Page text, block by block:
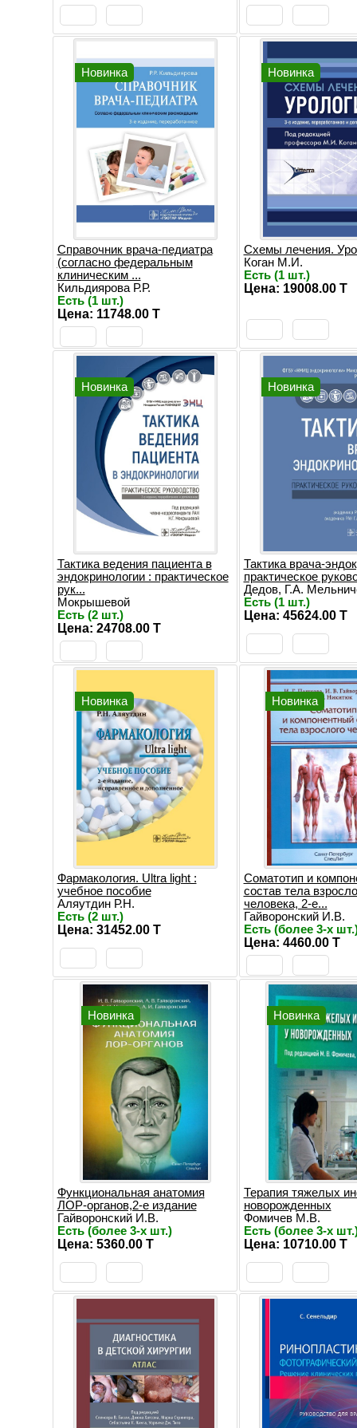
Новинка
Справочник врача-педиатра
(согласно федеральным
клиническим ...
Кильдиярова Р.Р.
Есть (1 шт.)
Цена: 11748.00 T
Новинка
Схемы лечения.
Коган М.И.
Есть (1 шт.)
Цена: 19008.00 T
Новинка
Тактика ведения пациента в
эндокринологии : практическое
рук...
Мокрышевой
Есть (2 шт.)
Цена: 24708.00 T
Новинка
Тактика врача-
практическое
Дедов, Г.А.
Есть (1 шт.)
Цена: 45624.00 T
Новинка
Фармакология. Ultra light :
учебное пособие
Аляутдин Р.Н.
Есть (2 шт.)
Цена: 31452.00 T
Новинка
Соматотип и
состав тела
человека, 2-е...
Гайворонский И.В.
Есть (более 3-х
Цена: 4460.00 T
Новинка
Функциональная анатомия
ЛОР-органов,2-е издание
Гайворонский И.В.
Есть (более 3-х шт.)
Цена: 5360.00 T
Новинка
Терапия тяжелых
новорожденных
Фомичев М.В.
Есть (более 3-х
Цена: 10710.00 T